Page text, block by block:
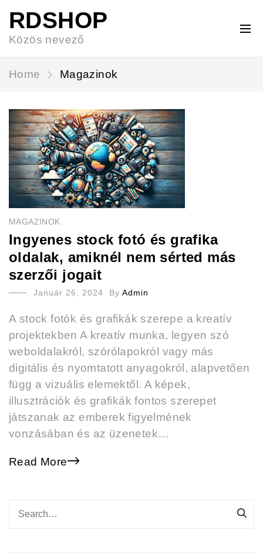
RDSHOP
Közös nevező
Home Magazinok
MAGAZINOK
Ingyenes stock fotó és grafika
oldalak, amiknél nem sérted más
szerzői jogait
Január 26, 2024 By Admin
A stock fotók és grafikák szerepe a kreatív
projektekben A kreatív munka, legyen szó
weboldalakról, szórólapokról vagy más
digitális és nyomtatott anyagokról, alapvetően
függ a vizuális elemektől. A képek,
illusztrációk és grafikák fontos szerepet
játszanak az emberek figyelmének
vonzásában és az üzenetek…
Read More